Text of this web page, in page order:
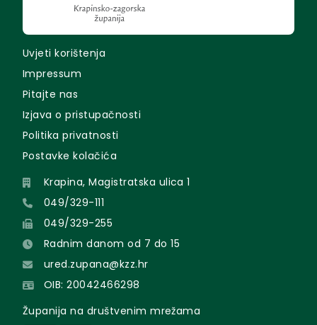
Uvjeti korištenja
Impressum
Pitajte nas
Izjava o pristupačnosti
Politika privatnosti
Postavke kolačića
Krapina, Magistratska ulica 1
049/329-111
049/329-255
Radnim danom od 7 do 15
ured.zupana@kzz.hr
OIB: 20042466298
Županija na društvenim mrežama